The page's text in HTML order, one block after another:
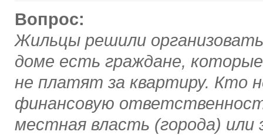
Вопрос:
Жильцы решили
доме есть граждане,
не платят за квартиру. Кто
финансовую
местная власть (города)